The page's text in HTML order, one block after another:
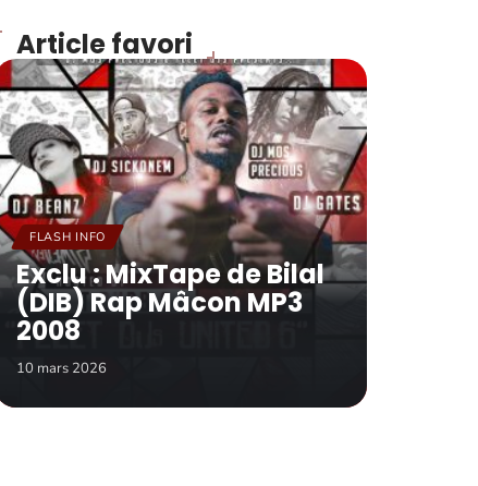
Article favori
FLASH INFO
Exclu : MixTape de Bilal
(DIB) Rap Mâcon MP3
2008
10 mars 2026